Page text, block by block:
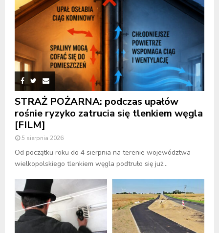
STRAŻ POŻARNA: podczas upałów
rośnie ryzyko zatrucia się tlenkiem węgla
[FILM]
5 sierpnia 2026
Od początku roku do 4 sierpnia na terenie województwa
wielkopolskiego tlenkiem węgla podtruło się już...